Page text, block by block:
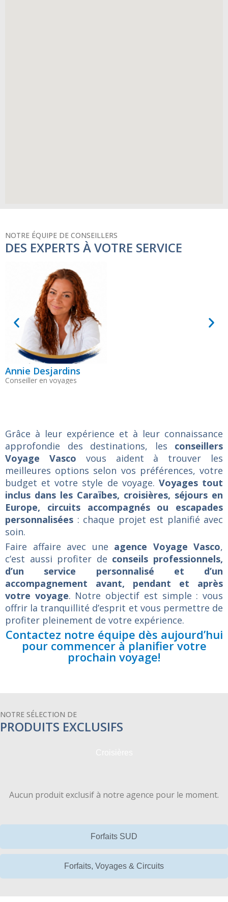
NOTRE ÉQUIPE DE CONSEILLERS
DES EXPERTS À VOTRE SERVICE
Annie Desjardins
Conseiller en voyages
Grâce à leur expérience et à leur connaissance
approfondie des destinations, les conseillers
Voyage Vasco vous aident à trouver les
meilleures options selon vos préférences, votre
budget et votre style de voyage. Voyages tout
inclus dans les Caraïbes, croisières, séjours en
Europe, circuits accompagnés ou escapades
personnalisées : chaque projet est planifié avec
soin.
Faire affaire avec une agence Voyage Vasco,
c’est aussi profiter de conseils professionnels,
d’un service personnalisé et d’un
accompagnement avant, pendant et après
votre voyage. Notre objectif est simple : vous
offrir la tranquillité d’esprit et vous permettre de
profiter pleinement de votre expérience.
Contactez notre équipe dès aujourd’hui
pour commencer à planifier votre
prochain voyage!
NOTRE SÉLECTION DE
PRODUITS EXCLUSIFS
Forfaits SUD
Forfaits, Voyages & Circuits
Aucun produit exclusif à notre agence pour le moment.